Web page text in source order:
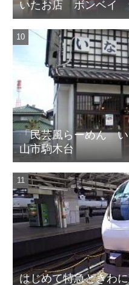
いたお店 ボンベイ
「民芸風らーめん
山市駒木台
はじめて特急ときわ